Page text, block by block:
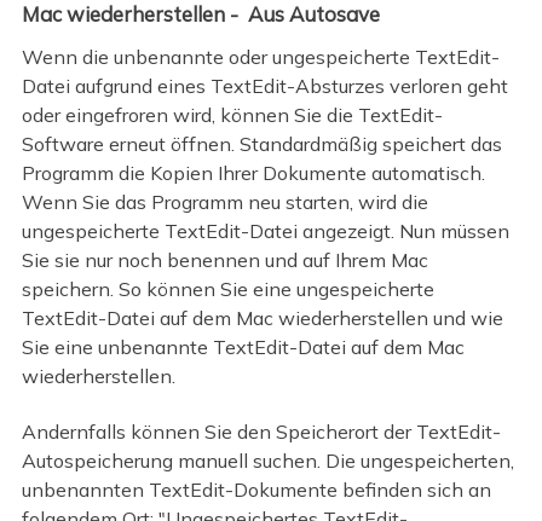
Mac wiederherstellen - Aus Autosave
Wenn die unbenannte oder ungespeicherte TextEdit-
Datei aufgrund eines TextEdit-Absturzes verloren geht
oder eingefroren wird, können Sie die TextEdit-
Software erneut öffnen. Standardmäßig speichert das
Programm die Kopien Ihrer Dokumente automatisch.
Wenn Sie das Programm neu starten, wird die
ungespeicherte TextEdit-Datei angezeigt. Nun müssen
Sie sie nur noch benennen und auf Ihrem Mac
speichern. So können Sie eine ungespeicherte
TextEdit-Datei auf dem Mac wiederherstellen und wie
Sie eine unbenannte TextEdit-Datei auf dem Mac
wiederherstellen.
Andernfalls können Sie den Speicherort der TextEdit-
Autospeicherung manuell suchen. Die ungespeicherten,
unbenannten TextEdit-Dokumente befinden sich an